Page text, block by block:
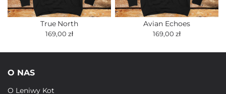
True North
169,00 zł
Avian Echoes
169,00 zł
O NAS
O Leniwy Kot